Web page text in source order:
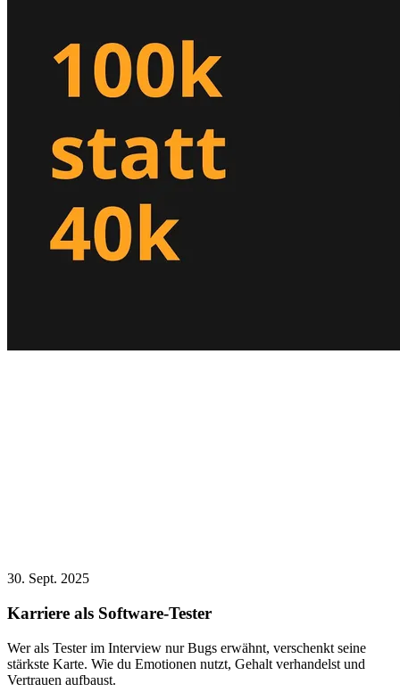
30. Sept. 2025
Karriere als Software-Tester
Wer als Tester im Interview nur Bugs erwähnt, verschenkt seine
stärkste Karte. Wie du Emotionen nutzt, Gehalt verhandelst und
Vertrauen aufbaust.